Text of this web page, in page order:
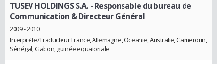
TUSEV HOLDINGS S.A. - Responsable du bureau de
Communication & Directeur Général
2009 - 2010
Interprète/Traducteur France, Allemagne, Océanie, Australie, Cameroun,
Sénégal, Gabon, guinée equatoriale